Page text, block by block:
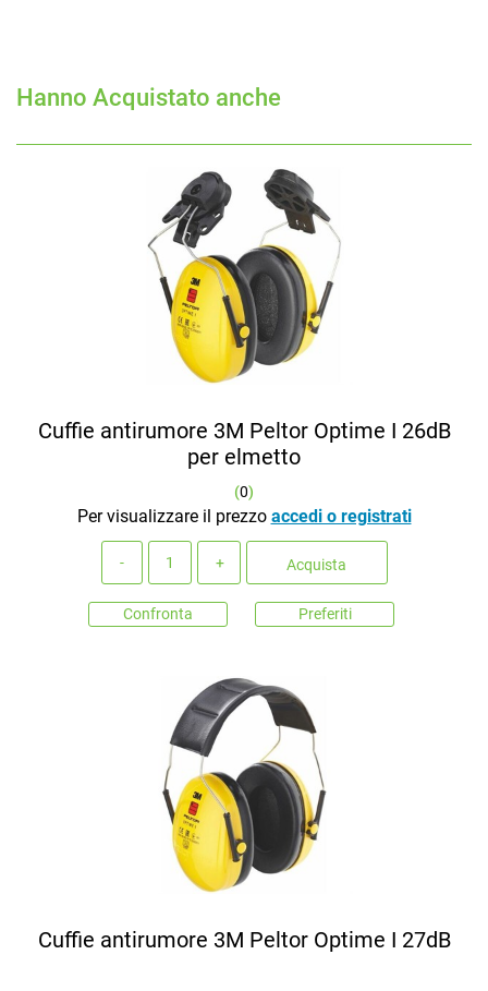
Hanno Acquistato anche
Cuffie antirumore 3M Peltor Optime I 26dB
per elmetto
(0)
Per visualizzare il prezzo accedi o registrati
Acquista
Confronta Preferiti
Cuffie antirumore 3M Peltor Optime I 27dB